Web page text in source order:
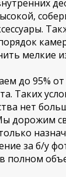
мелкие
до 95%
Таких
нет
дорожим
за б/у
полном